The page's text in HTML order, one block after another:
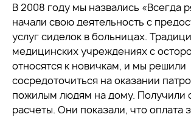
В 2008 году мы назвались «Всегда
начали свою деятельность с
услуг сиделок в больницах.
медицинских учреждениях с
относятся к новичкам, и мы решили
сосредоточиться на оказании
пожилым людям на дому. Получили
расчеты. Они показали, что оплата